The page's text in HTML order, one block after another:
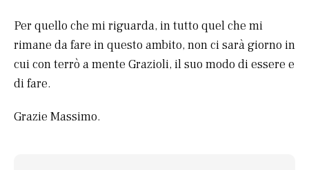
Per quello che mi riguarda, in tutto quel che mi
rimane da fare in questo ambito, non ci sarà giorno in
cui con terrò a mente Grazioli, il suo modo di essere e
di fare.
Grazie Massimo.